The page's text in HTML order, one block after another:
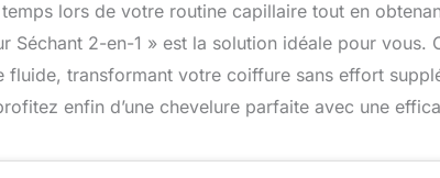
lors de votre routine capillaire tout en
Séchant 2-en-1 » est la solution idéale pour
fluide, transformant votre coiffure sans effort
enfin d’une chevelure parfaite avec une